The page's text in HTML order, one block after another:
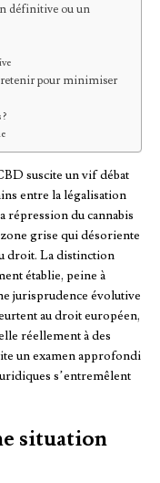
définitive ou un
pour minimiser
suscite un vif débat
entre la légalisation
répression du cannabis
grise qui désoriente
droit. La distinction
établie, peine à
jurisprudence évolutive
au droit européen,
réellement à des
un examen approfondi
s’entremêlent
situation